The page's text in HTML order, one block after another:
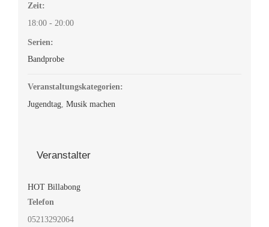
Zeit:
18:00 - 20:00
Serien:
Bandprobe
Veranstaltungskategorien:
Jugendtag, Musik machen
Veranstalter
HOT Billabong
Telefon
05213292064